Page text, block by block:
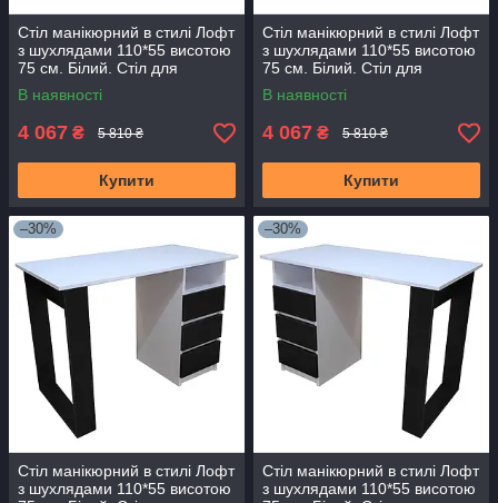
Стіл манікюрний в стилі Лофт
з шухлядами 110*55 висотою
75 см. Білий. Стіл для
нарощування нігтів
В наявності
4 067 ₴ 5 810 ₴
Купити
Стіл манікюрний в стилі Лофт
з шухлядами 110*55 висотою
75 см. Білий. Стіл для
нарощування нігтів
В наявності
4 067 ₴ 5 810 ₴
Купити
–30%
Стіл манікюрний в стилі Лофт
з шухлядами 110*55 висотою
–30%
Стіл манікюрний в стилі Лофт
з шухлядами 110*55 висотою